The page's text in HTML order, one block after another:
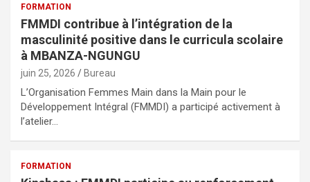
FORMATION
FMMDI contribue à l’intégration de la
masculinité positive dans le curricula scolaire
à MBANZA-NGUNGU
juin 25, 2026 Bureau
L’Organisation Femmes Main dans la Main pour le
Développement Intégral (FMMDI) a participé activement à
l’atelier…
FORMATION